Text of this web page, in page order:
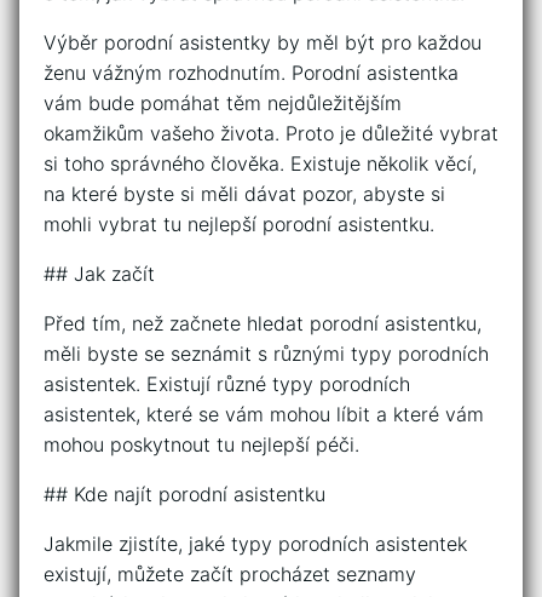
Výběr porodní asistentky by měl být pro každou
ženu vážným rozhodnutím. Porodní asistentka
vám bude pomáhat těm nejdůležitějším
okamžikům vašeho života. Proto je důležité vybrat
si toho správného člověka. Existuje několik věcí,
na které byste si měli dávat pozor, abyste si
mohli vybrat tu nejlepší porodní asistentku.
## Jak začít
Před tím, než začnete hledat porodní asistentku,
měli byste se seznámit s různými typy porodních
asistentek. Existují různé typy porodních
asistentek, které se vám mohou líbit a které vám
mohou poskytnout tu nejlepší péči.
## Kde najít porodní asistentku
Jakmile zjistíte, jaké typy porodních asistentek
existují, můžete začít procházet seznamy